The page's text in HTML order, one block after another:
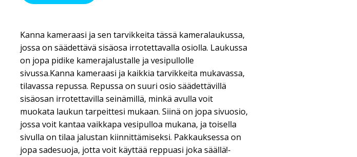
Kanna kameraasi ja sen tarvikkeita tässä kameralaukussa,
jossa on säädettävä sisäosa irrotettavalla osiolla. Laukussa
on jopa pidike kamerajalustalle ja vesipullolle
sivussa.Kanna kameraasi ja kaikkia tarvikkeita mukavassa,
tilavassa repussa. Repussa on suuri osio säädettävillä
sisäosan irrotettavilla seinämillä, minkä avulla voit
muokata laukun tarpeittesi mukaan. Siinä on jopa sivuosio,
jossa voit kantaa vaikkapa vesipulloa mukana, ja toisella
sivulla on tilaa jalustan kiinnittämiseksi. Pakkauksessa on
jopa sadesuoja, jotta voit käyttää reppuasi joka säällä!-